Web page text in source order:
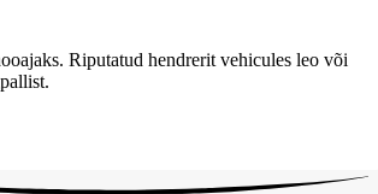
Riputatud hendrerit vehicules leo või